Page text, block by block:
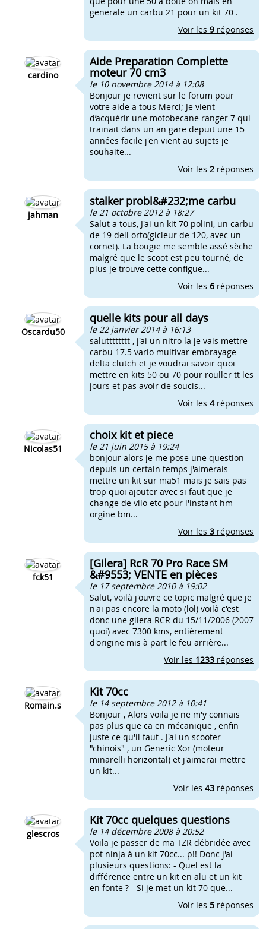
generale un carbu 21 pour un kit 70 .
Voir les 9 réponses
cardino
Aide Preparation Complette
moteur 70 cm3
le 10 novembre 2014 à 12:08
Bonjour je revient sur le forum pour
votre aide a tous Merci; Je vient
d’acquérir une motobecane ranger 7 qui
trainait dans un an gare depuit une 15
années facile j'en vient au sujets je
souhaite...
Voir les 2 réponses
jahman
stalker probl&#232;me carbu
le 21 octobre 2012 à 18:27
Salut a tous, J'ai un kit 70 polini, un carbu
de 19 dell orto(gicleur de 120, avec un
cornet). La bougie me semble assé sèche
malgré que le scoot est peu tourné, de
plus je trouve cette configue...
Voir les 6 réponses
Oscardu50
quelle kits pour all days
le 22 janvier 2014 à 16:13
salutttttttt , j'ai un nitro la je vais mettre
carbu 17.5 vario multivar embrayage
delta clutch et je voudrai savoir quoi
mettre en kits 50 ou 70 pour rouller tt les
jours et pas avoir de soucis...
Voir les 4réponses
Nicolas51
choix kit et piece
le 21 juin 2015 à 19:24
bonjour alors je me pose une question
depuis un certain temps j'aimerais
mettre un kit sur ma51 mais je sais pas
trop quoi ajouter avec si faut que je
change de vilo etc pour l'instant hm
orgine bm...
Voir les 3 réponses
fck51
[Gilera] RcR 70 Pro Race SM
&#9553; VENTE en pièces
le 17 septembre 2010 à 19:02
Salut, voilà j'ouvre ce topic malgré que je
n'ai pas encore la moto (lol) voilà c'est
donc une gilera RCR du 15/11/2006 (2007
quoi) avec 7300 kms, entièrement
d'origine mis à part le feu arrière...
Voir les 1233 réponses
Romain.s
Kit 70cc
le 14 septembre 2012 à 10:41
Bonjour , Alors voila je ne m'y connais
pas plus que ca en mécanique , enfin
juste ce qu'il faut . J'ai un scooter
"chinois" , un Generic Xor (moteur
minarelli horizontal) et j'aimerai mettre
un kit...
Voir les 43 réponses
glescros
Kit 70cc quelques questions
le 14 décembre 2008 à 20:52
Voila je passer de ma TZR débridée avec
pot ninja à un kit 70cc... p!! Donc j'ai
plusieurs questions: - Quel est la
différence entre un kit en alu et un kit
en fonte ? - Si je met un kit 70 que...
Voir les 5 réponses